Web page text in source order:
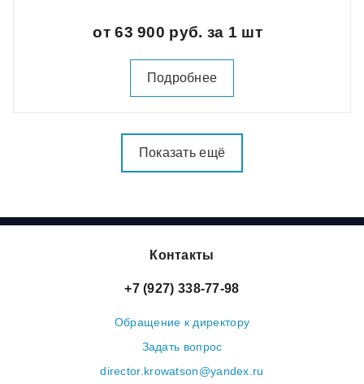
от 63 900 руб. за 1 шт
Подробнее
Показать ещё
Контакты
+7 (927) 338-77-98
Обращение к директору
Задать вопрос
director.krowatson@yandex.ru